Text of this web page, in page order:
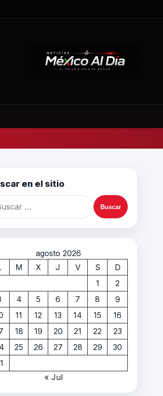
en el sitio
agosto 2026
M X J V S
D
1
2
4 5 6 7 8
9
11 12 13 14 15
16
18 19 20 21 22
23
25 26 27 28 29
30
« Jul